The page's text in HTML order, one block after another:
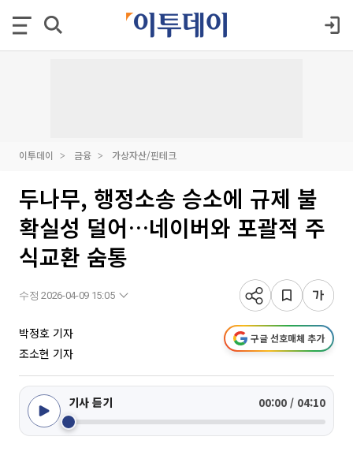
이투데이 금융 가상자산/핀테크
두나무, 행정소송 승소에 규제 불
확실성 덜어…네이버와 포괄적 주
식교환 숨통
수정 2026-04-09 15:05
박정호 기자
조소현 기자
구글 선호매체 추가
기사 듣기 00:00 / 04:10